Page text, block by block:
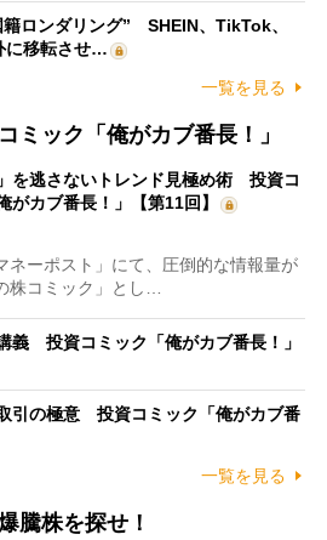
ロンダリング” SHEIN、TikTok、
に移転させ…
一覧を見る
ミック「俺がカブ番長！」
」を逃さないトレンド見極め術 投資コ
がカブ番長！」【第11回】
ーポスト」にて、圧倒的な情報量が
株コミック」とし…
義 投資コミック「俺がカブ番長！」
引の極意 投資コミック「俺がカブ番
一覧を見る
騰株を探せ！